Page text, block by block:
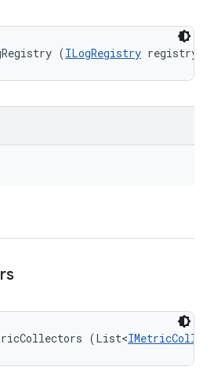
(ILogRegistry registry)
(List<